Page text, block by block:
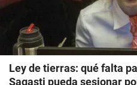
Ley de tierras: qué falta
Sagasti pueda sesionar